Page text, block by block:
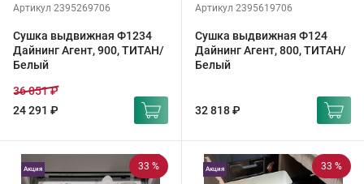
Артикул 2395269706
Сушка выдвижная Ф1234
Дайнинг Агент, 900, ТИТАН/
Белый
24 291 ₽
36 051 ₽
Артикул 2395619706
Сушка выдвижная Ф124
Дайнинг Агент, 800, ТИТАН/
Белый
32 818 ₽
33 %
Акция 33 %
Акция